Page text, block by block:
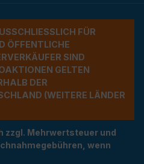
FÜR G
A
SIND A
GELTEN A
DER BU
(WEITERE LÄNDER NU
zzgl. Mehrwertsteuer und
wenn